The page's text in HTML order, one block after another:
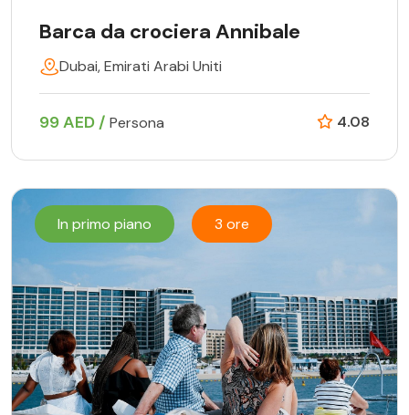
Barca da crociera Annibale
Dubai, Emirati Arabi Uniti
99 AED / Persona 4.08
In primo piano 3 ore